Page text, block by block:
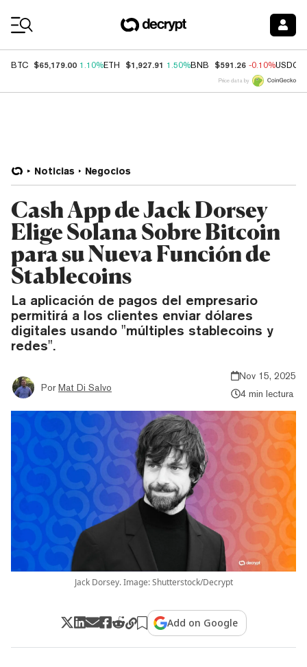
BTC $65,179.00 1.10%ETH $1,927.91 1.50%BNB $591.26 -0.10%USDC
Price data by
Noticias Negocios
Cash App de Jack Dorsey
Elige Solana Sobre Bitcoin
para su Nueva Función de
Stablecoins
La aplicación de pagos del empresario
permitirá a los clientes enviar dólares
digitales usando "múltiples stablecoins y
redes".
Por Mat Di Salvo
Nov 15, 2025
4 min lectura
Jack Dorsey. Image: Shutterstock/Decrypt
Add on Google